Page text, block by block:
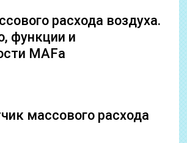
расхода воздуха.
функции и
MAFа
массового расхода